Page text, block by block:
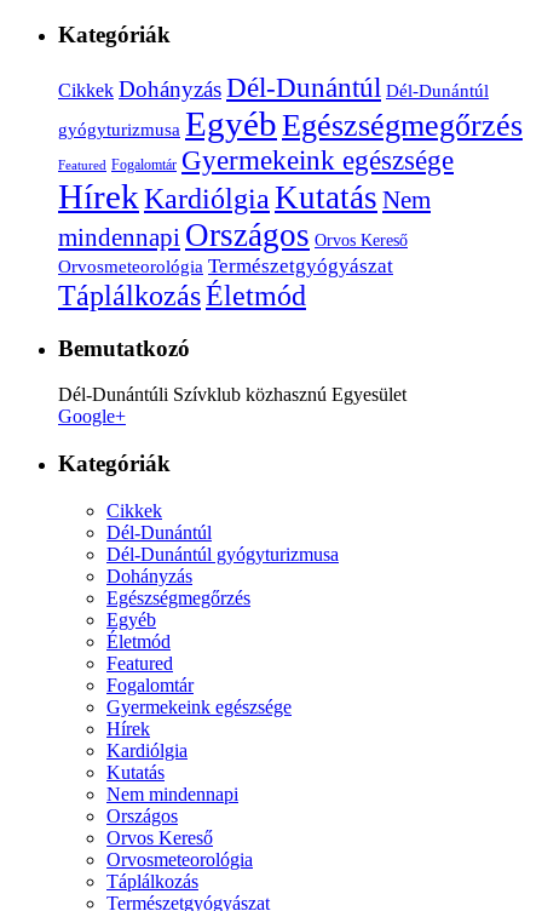
Kategóriák
Cikkek DohányzásDél-Dunántúl Dél-Dunántúl
gyógyturizmusa EgyébEgészségmegőrzés
Featured Fogalomtár Gyermekeink egészsége
HírekKardiólgia Kutatás Nem
mindennapi Országos Orvos Kereső
Orvosmeteorológia Természetgyógyászat
TáplálkozásÉletmód
Bemutatkozó
Dél-Dunántúli Szívklub közhasznú Egyesület
Google+
Kategóriák
Cikkek
Dél-Dunántúl
Dél-Dunántúl gyógyturizmusa
Dohányzás
Egészségmegőrzés
Egyéb
Életmód
Featured
Fogalomtár
Gyermekeink egészsége
Hírek
Kardiólgia
Kutatás
Nem mindennapi
Országos
Orvos Kereső
Orvosmeteorológia
Táplálkozás
Természetgyógyászat